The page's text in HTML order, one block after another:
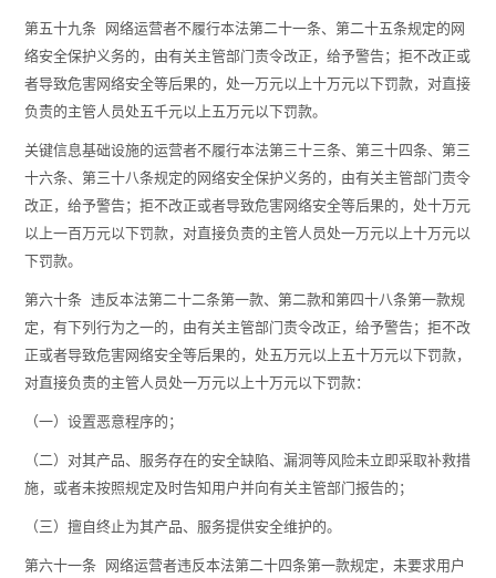
第五十九条 网络运营者不履行本法第二十一条、第二十五条规定的网
络安全保护义务的，由有关主管部门责令改正，给予警告；拒不改正或
者导致危害网络安全等后果的，处一万元以上十万元以下罚款，对直接
负责的主管人员处五千元以上五万元以下罚款。
关键信息基础设施的运营者不履行本法第三十三条、第三十四条、第三
十六条、第三十八条规定的网络安全保护义务的，由有关主管部门责令
改正，给予警告；拒不改正或者导致危害网络安全等后果的，处十万元
以上一百万元以下罚款，对直接负责的主管人员处一万元以上十万元以
下罚款。
第六十条 违反本法第二十二条第一款、第二款和第四十八条第一款规
定，有下列行为之一的，由有关主管部门责令改正，给予警告；拒不改
正或者导致危害网络安全等后果的，处五万元以上五十万元以下罚款，
对直接负责的主管人员处一万元以上十万元以下罚款：
（一）设置恶意程序的；
（二）对其产品、服务存在的安全缺陷、漏洞等风险未立即采取补救措
施，或者未按照规定及时告知用户并向有关主管部门报告的；
（三）擅自终止为其产品、服务提供安全维护的。
第六十一条 网络运营者违反本法第二十四条第一款规定，未要求用户